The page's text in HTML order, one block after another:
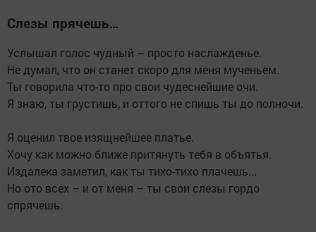
Слезы прячешь…
Услышал голос чудный – просто наслажденье.
Не думал, что он станет скоро для меня мученьем.
Ты говорила что-то про свои чудеснейшие очи.
Я знаю, ты грустишь, и оттого не спишь ты до полночи.
Я оценил твое изящнейшее платье.
Хочу как можно ближе притянуть тебя в объятья.
Издалека заметил, как ты тихо-тихо плачешь...
Но ото всех – и от меня – ты свои слезы гордо
спрячешь.